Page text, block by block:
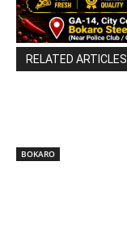
RELATED ARTICLES
BOKARO